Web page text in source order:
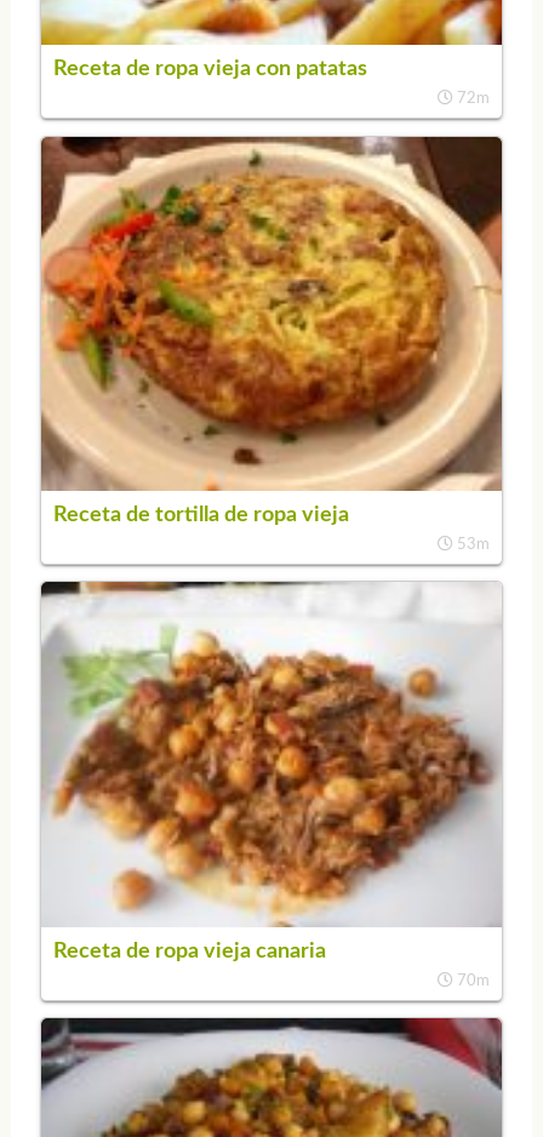
Receta de ropa vieja con patatas
72m
Receta de tortilla de ropa vieja
53m
Receta de ropa vieja canaria
70m